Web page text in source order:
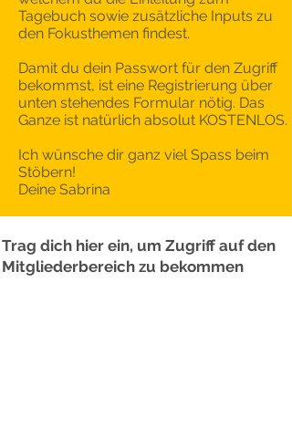
Tagebuch sowie zusätzliche Inputs zu
den Fokusthemen findest.
Damit du dein Passwort für den Zugriff
bekommst, ist eine Registrierung über
unten stehendes Formular nötig. Das
Ganze ist natürlich absolut KOSTENLOS.
Ich wünsche dir ganz viel Spass beim
Stöbern!
Deine Sabrina
Trag dich hier ein, um Zugriff auf den
Mitgliederbereich zu bekommen